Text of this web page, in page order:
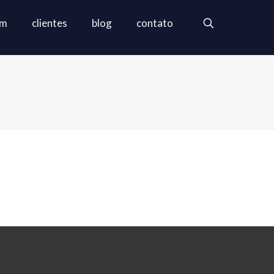
clientes blog contato